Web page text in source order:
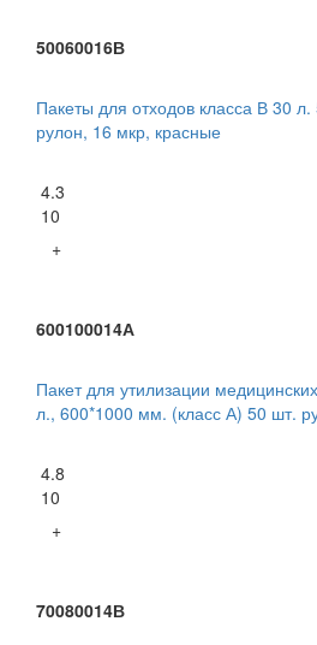
50060016В
Пакеты для отходов класса В 30
рулон, 16 мкр, красные
4.3
10
+
600100014А
Пакет для утилизации
л., 600*1000 мм. (класс А) 50 шт.
4.8
10
+
70080014В